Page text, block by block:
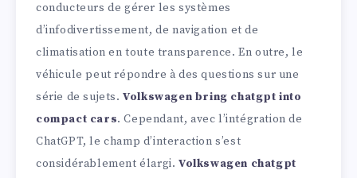
conducteurs de gérer les systèmes
d’infodivertissement, de navigation et de
climatisation en toute transparence. En outre, le
véhicule peut répondre à des questions sur une
série de sujets.Volkswagen bring chatgpt into
compact cars. Cependant, avec l’intégration de
ChatGPT, le champ d’interaction s’est
considérablement élargi.Volkswagen chatgpt